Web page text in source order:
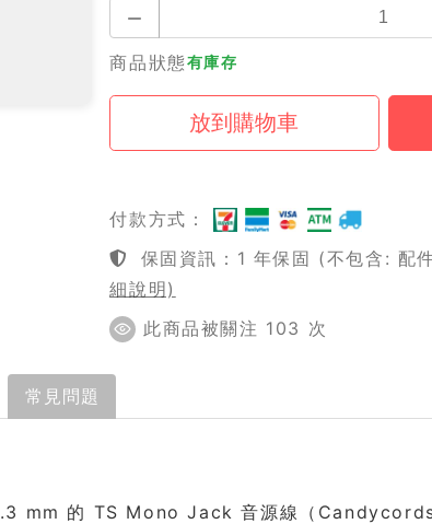
商品狀態有庫存
付款方式：
保固資訊：1 年保固 (不包含: 配
細說明)
此商品被關注 103 次
常見問題
mm 的 TS Mono Jack 音源線（